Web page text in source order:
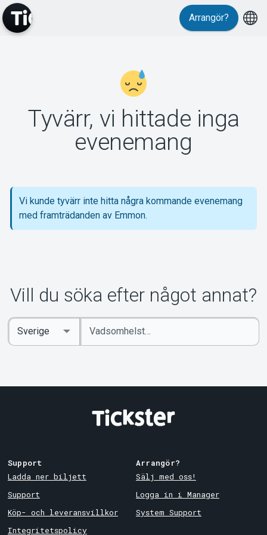
Support
Om Tickster
Arrangör?
Tyvärr, vi hittade inga
evenemang
Vi kunde tyvärr inte hitta några kommande evenemang
med framträdanden av Emmon.
Vill du söka efter något annat?
Ange
sökord
Select
Country
Support
Ladda ner biljett
Support
Köp- och leveransvillkor
Integritetspolicy
Arrangör?
Sälj med oss!
Logga in i Manager
System Support